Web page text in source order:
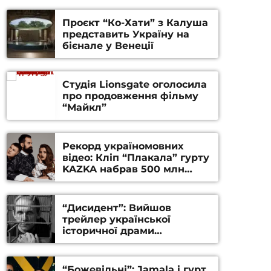
Проєкт “Ко-Хати” з Калуша
представить Україну на
бієнале у Венеції
Студія Lionsgate оголосила
про продовження фільму
“Майкл”
Рекорд україномовних
відео: Кліп “Плакала” гурту
KAZKA набрав 500 млн
переглядів на YouTube
“Дисидент”: Вийшов
трейлер української
історичної драми
Станіслава Гуренка та
Андрія Алфьорова (ВІДЕО)